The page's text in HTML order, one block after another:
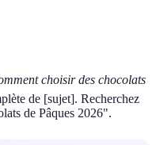
choisir des chocolats
de [sujet]. Recherchez
de Pâques 2026".